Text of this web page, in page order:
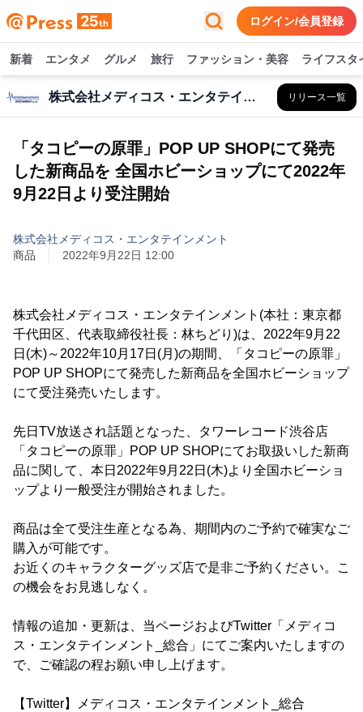
ログイン/会員登録
新着 エンタメ グルメ 旅行 ファッション・美容 ライフスタ
株式会社メディコス・エンタテインメント リリース一覧
「タコピーの原罪」POP UP SHOPにて発売
した新商品を 全国ホビーショップにて2022年
9月22日より受注開始
株式会社メディコス・エンタテインメント
商品
2022年9月22日 12:00
株式会社メディコス・エンタテインメント(本社：東京都
千代田区、代表取締役社長：林ちどり)は、2022年9月22
日(木)～2022年10月17日(月)の期間、「タコピーの原罪」
POP UP SHOPにて発売した新商品を全国ホビーショップ
にて受注発売いたします。
先日TV放送され話題となった、タワーレコード渋谷店
「タコピーの原罪」POP UP SHOPにてお取扱いした新商
品に関して、本日2022年9月22日(木)より全国ホビーショ
ップより一般受注が開始されました。
商品は全て受注生産となる為、期間内のご予約で確実なご
購入が可能です。
お近くのキャラクターグッズ店で是非ご予約ください。こ
の機会をお見逃しなく。
情報の追加・更新は、当ページおよびTwitter「メディコ
ス・エンタテインメント_総合」にてご案内いたしますの
で、ご確認の程お願い申し上げます。
【Twitter】メディコス・エンタテインメント_総合